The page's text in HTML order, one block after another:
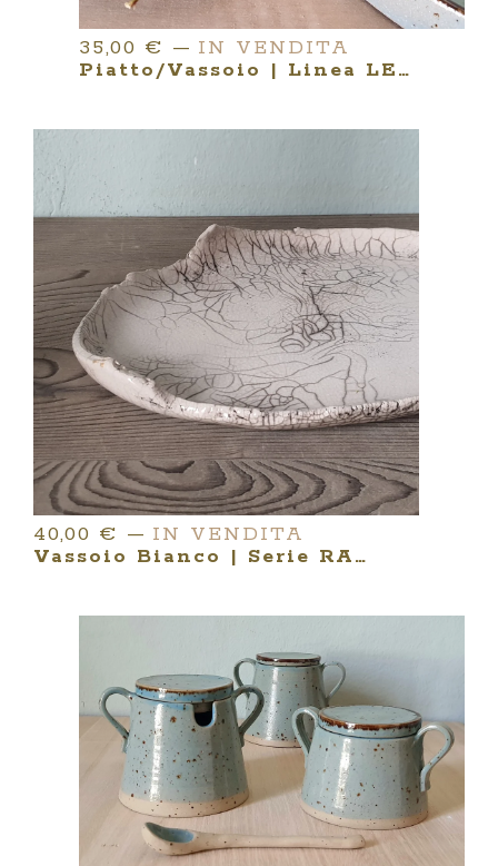
35,00 € — IN VENDITA
Piatto/vassoio | Linea LES COQUETTES
40,00 € — IN VENDITA
Vassoio Bianco | Serie RAKU